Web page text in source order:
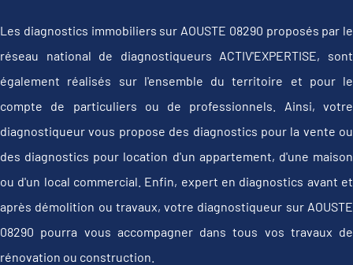
Les diagnostics immobiliers sur AOUSTE 08290 proposés par le
réseau national de diagnostiqueurs ACTIV'EXPERTISE, sont
également réalisés sur l'ensemble du territoire et pour le
compte de particuliers ou de professionnels. Ainsi, votre
diagnostiqueur vous propose des diagnostics pour la vente ou
des diagnostics pour location d'un appartement, d'une maison
ou d'un local commercial. Enfin, expert en diagnostics avant et
après démolition ou travaux, votre diagnostiqueur sur AOUSTE
08290 pourra vous accompagner dans tous vos travaux de
rénovation ou construction.